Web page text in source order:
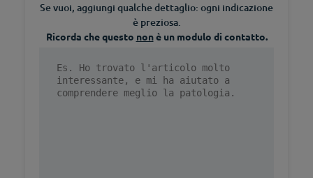
Se vuoi, aggiungi qualche dettaglio: ogni indicazione
è preziosa.
Ricorda che questo nonè un modulo di contatto.